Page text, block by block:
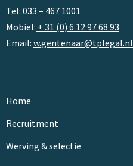
Tel: 033 – 467 1001
Mobiel: + 31 (0) 6 12 97 68 93
Email: w.gentenaar@tplegal.nl
Home
Recruitment
Werving & selectie